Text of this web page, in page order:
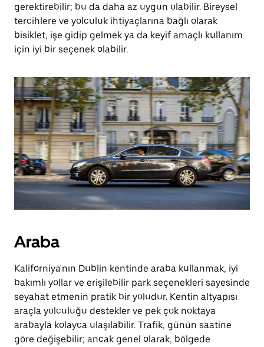
gerektirebilir; bu da daha az uygun olabilir. Bireysel
tercihlere ve yolculuk ihtiyaçlarına bağlı olarak
bisiklet, işe gidip gelmek ya da keyif amaçlı kullanım
için iyi bir seçenek olabilir.
Araba
Kaliforniya'nın Dublin kentinde araba kullanmak, iyi
bakımlı yollar ve erişilebilir park seçenekleri sayesinde
seyahat etmenin pratik bir yoludur. Kentin altyapısı
araçla yolculuğu destekler ve pek çok noktaya
arabayla kolayca ulaşılabilir. Trafik, günün saatine
göre değişebilir; ancak genel olarak, bölgede